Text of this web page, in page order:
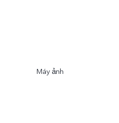
Máy ảnh